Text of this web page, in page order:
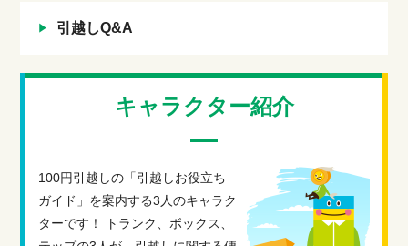
引越しQ&A
キャラクター紹介
100円引越しの「引越しお役立ち
ガイド」を案内する3人のキャラク
ターです！ トランク、ボックス、